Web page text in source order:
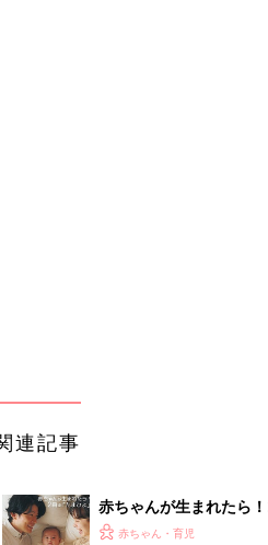
夫婦で予習する 出産の